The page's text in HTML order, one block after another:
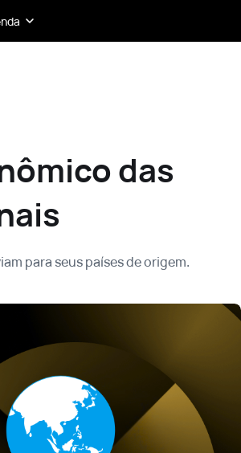
das
para seus países de origem.